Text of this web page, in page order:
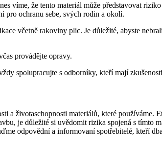
víme, že tento materiál může představovat
pro ochranu sebe, svých rodin a okolí.
včetně rakoviny plic. Je důležité, abyste
provádějte opravy.
spolupracujte s odborníky, kteří mají
a životaschopnosti materiálů, které používáme.
je důležité si uvědomit rizika spojená s tímto
odpovědní a informovaní spotřebitelé, kteří